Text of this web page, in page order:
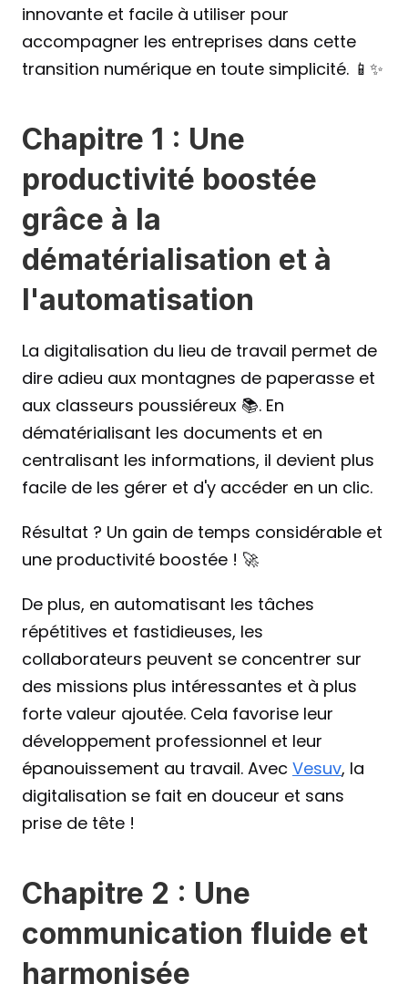
innovante et facile à utiliser pour
accompagner les entreprises dans cette
transition numérique en toute simplicité. 📱✨
Chapitre 1 : Une
productivité boostée
grâce à la
dématérialisation et à
l'automatisation
La digitalisation du lieu de travail permet de
dire adieu aux montagnes de paperasse et
aux classeurs poussiéreux 📚. En
dématérialisant les documents et en
centralisant les informations, il devient plus
facile de les gérer et d'y accéder en un clic.
Résultat ? Un gain de temps considérable et
une productivité boostée ! 🚀
De plus, en automatisant les tâches
répétitives et fastidieuses, les
collaborateurs peuvent se concentrer sur
des missions plus intéressantes et à plus
forte valeur ajoutée. Cela favorise leur
développement professionnel et leur
épanouissement au travail. Avec Vesuv, la
digitalisation se fait en douceur et sans
prise de tête !
Chapitre 2 : Une
communication fluide et
harmonisée